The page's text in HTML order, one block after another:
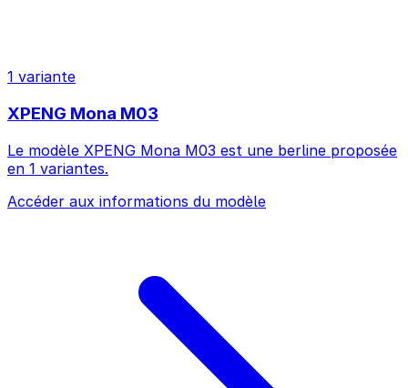
1 variante
XPENG Mona M03
Le modèle XPENG Mona M03 est une berline proposée
en 1 variantes.
Accéder aux informations du modèle